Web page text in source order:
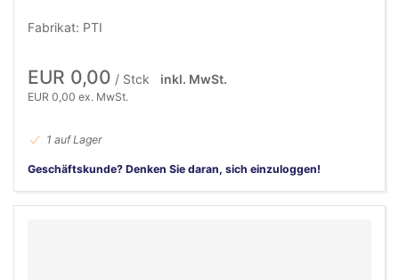
Fabrikat: PTI
EUR 0,00 / Stck inkl. MwSt.
EUR 0,00 ex. MwSt.
1 auf Lager
Geschäftskunde? Denken Sie daran, sich einzuloggen!